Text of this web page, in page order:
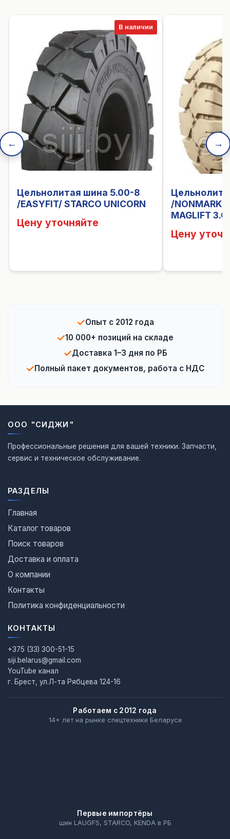
←
В наличии
Цельнолитая шина 5.00-8
/EASYFIT/ STARCO UNICORN
Цену уточняйте
/NONMARK
MAGLIFT
Цену
→
✓Опыт с 2012 года
✓10 000+ позиций на складе
✓Доставка 1–3 дня по РБ
✓Полный пакет документов, работа с НДС
ООО "СИДЖИ"
Профессиональные решения для вашей техники. Запчасти,
сервис и техническое обслуживание.
РАЗДЕЛЫ
Главная
Каталог товаров
Поиск товаров
Доставка и оплата
О компании
Контакты
Политика конфиденциальности
КОНТАКТЫ
+375 (33) 300-51-15
siji.belarus@gmail.com
YouTube канал
г. Брест, ул.Л-та Рябцева 124-16
Работаем с 2012 года
14+ лет на рынке спецтехники Беларуси
Первые импортёры
шин LAUGFS, STARCO, KENDA в РБ